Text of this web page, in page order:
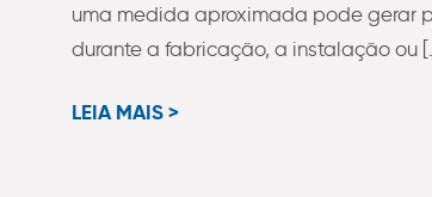
uma medida aproximada pode gerar
durante a fabricação, a instalação ou
LEIA MAIS >